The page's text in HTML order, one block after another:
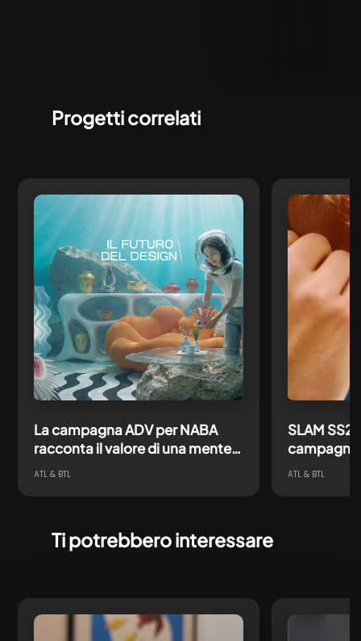
Progetti correlati
ATL & BTL
La campagna ADV per NABA
racconta il valore di una mente
creativa pronta ad affrontare
ATL & BTL
SLAM
direzione
Ti potrebbero interessare